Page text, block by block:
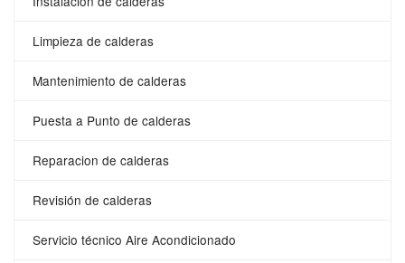
Limpieza de calderas
Mantenimiento de calderas
Puesta a Punto de calderas
Reparacion de calderas
Revisión de calderas
Servicio técnico Aire Acondicionado